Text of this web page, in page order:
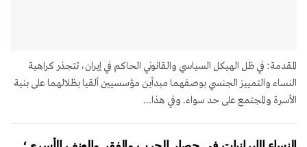
المقدمة: في ظل الهيكل السياسي والقانوني الحاكم في إيران، تتجذر كراهية
النساء والتمييز الجنسي بوصفهما مبدأين مؤسسيين ألقيا بظلالهما على بنية
الأسرة والمجتمع على حد سواء. وفي هذا...